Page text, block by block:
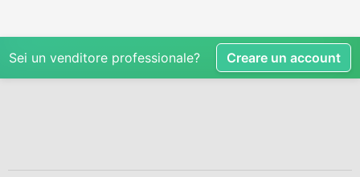
Sei un venditore professionale? Creare un account